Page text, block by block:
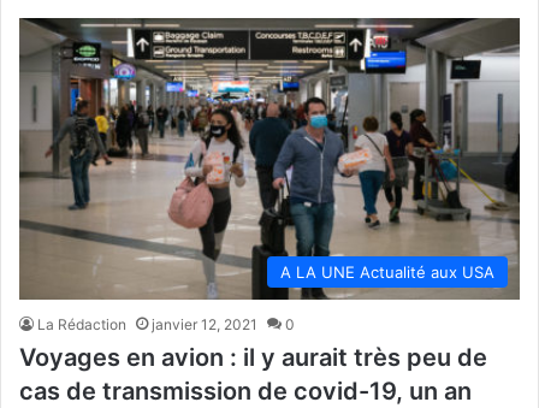
A LA UNE Actualité aux USA
La Rédaction janvier 12, 2021 0
Voyages en avion : il y aurait très peu de
cas de transmission de covid-19, un an